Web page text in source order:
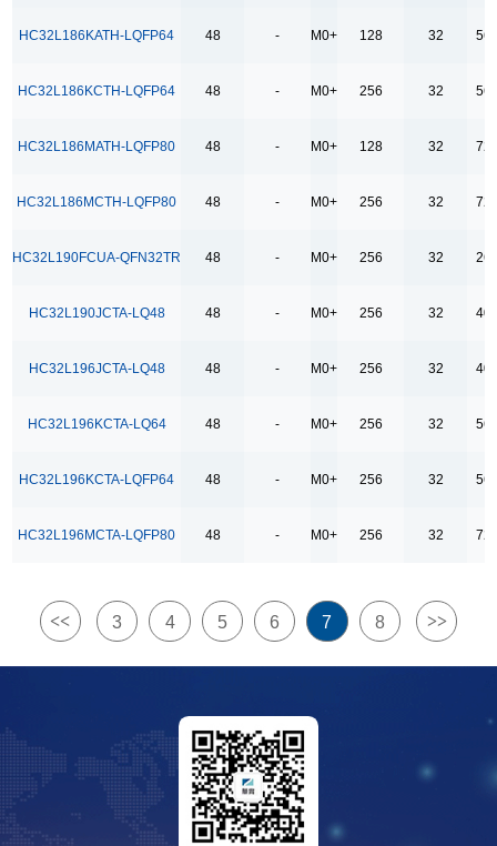
6
32
GPIO
16+1
23
36
50
56
72
电压 （V）
1.8 ~ 5.5
HC32L186KATH-LQFP64 48 - M0+ 128 32 56
HC32L186KCTH-LQFP64 48 - M0+ 256 32 56
HC32L186MATH-LQFP80 48 - M0+ 128 32 72
HC32L186MCTH-LQFP80 48 - M0+ 256 32 72
HC32L190FCUA-QFN32TR 48 - M0+ 256 32 26
HC32L190JCTA-LQ48 48 - M0+ 256 32 40
HC32L196JCTA-LQ48 48 - M0+ 256 32 40
HC32L196KCTA-LQ64 48 - M0+ 256 32 56
HC32L196KCTA-LQFP64 48 - M0+ 256 32 56
HC32L196MCTA-LQFP80 48 - M0+ 256 32 72
<< 3 4 5 6 7 8 >>